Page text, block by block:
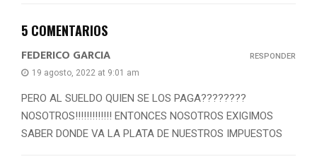
5 COMENTARIOS
FEDERICO GARCIA
19 agosto, 2022 at 9:01 am
PERO AL SUELDO QUIEN SE LOS PAGA????????
NOSOTROS!!!!!!!!!!!!! ENTONCES NOSOTROS EXIGIMOS
SABER DONDE VA LA PLATA DE NUESTROS IMPUESTOS
RESPONDER